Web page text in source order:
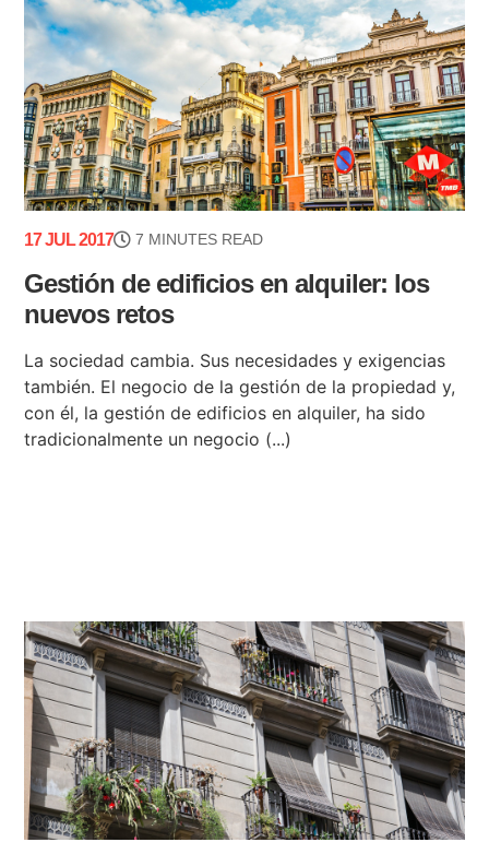
17 JUL 2017 7 MINUTES READ
Gestión de edificios en alquiler: los
nuevos retos
La sociedad cambia. Sus necesidades y exigencias
también. El negocio de la gestión de la propiedad y,
con él, la gestión de edificios en alquiler, ha sido
tradicionalmente un negocio (...)